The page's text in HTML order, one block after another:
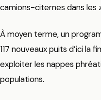
camions-citernes dans les
À moyen terme, un
117 nouveaux puits d’ici la
exploiter les nappes
populations.